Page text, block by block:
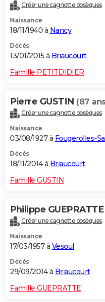
Créer une cagnotte obsèques
Naissance
18/11/1940 à Nancy
Décès
13/01/2015 à Briaucourt
Famille PETITDIDIER
Pierre GUSTIN (87
Créer une cagnotte obsèques
Naissance
03/08/1927 à Fougerolles-
Décès
18/11/2014 à Briaucourt
Famille GUSTIN
Philippe GUEPRATTE
Créer une cagnotte obsèques
Naissance
17/03/1957 à Vesoul
Décès
29/09/2014 à Briaucourt
Famille GUEPRATTE